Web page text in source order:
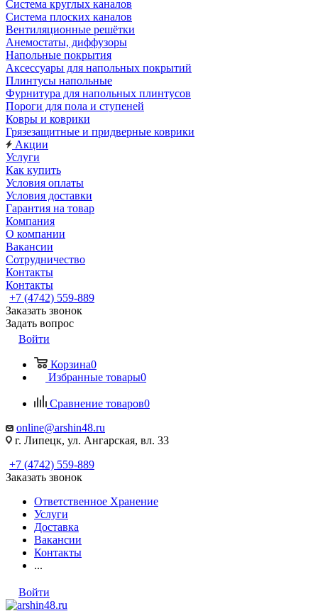
Система круглых каналов
Система плоских каналов
Вентиляционные решётки
Анемостаты, диффузоры
Напольные покрытия
Аксессуары для напольных покрытий
Плинтусы напольные
Фурнитура для напольных плинтусов
Пороги для пола и ступеней
Ковры и коврики
Грязезащитные и придверные коврики
Акции
Услуги
Как купить
Условия оплаты
Условия доставки
Гарантия на товар
Компания
О компании
Вакансии
Сотрудничество
Контакты
Контакты
+7 (4742) 559-889
Заказать звонок
Задать вопрос
Войти
Корзина0
Избранные товары0
Сравнение товаров0
online@arshin48.ru
г. Липецк, ул. Ангарская, вл. 33
+7 (4742) 559-889
Заказать звонок
Ответственное Хранение
Услуги
Доставка
Вакансии
Контакты
...
Войти